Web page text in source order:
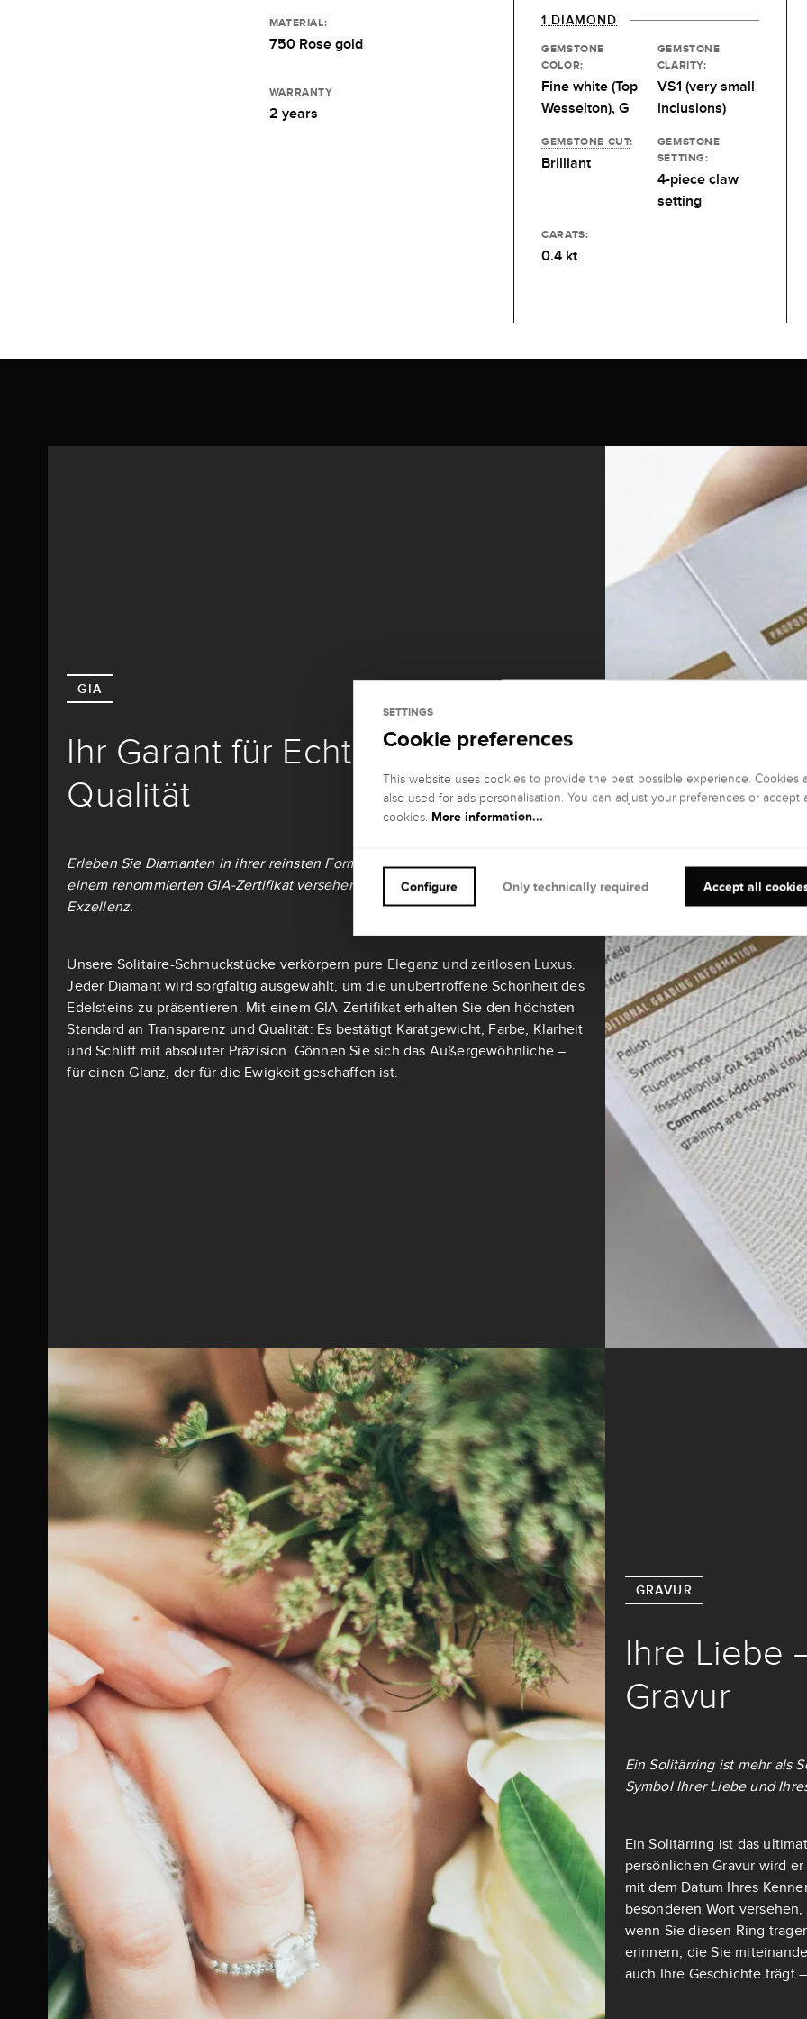
MATERIAL:
750 Rose gold
WARRANTY
2 years
1 DIAMOND
GEMSTONE
COLOR:
Fine white (Top
Wesselton), G
GEMSTONE
CLARITY:
VS1 (very small
inclusions)
GEMSTONE CUT:
Brilliant
GEMSTONE
SETTING:
4-piece claw
setting
CARATS:
0.4 kt
GIA
Ihr Garant für Echtheit und
Qualität
Erleben Sie Diamanten in ihrer reinsten Form: Alle Steine ab 0,3 Karat sind mit
einem renommierten GIA-Zertifikat versehen – dem ultimativen Maßstab für
Exzellenz.
Unsere Solitaire-Schmuckstücke verkörpern pure Eleganz und zeitlosen Luxus.
Jeder Diamant wird sorgfältig ausgewählt, um die unübertroffene Schönheit des
Edelsteins zu präsentieren. Mit einem GIA-Zertifikat erhalten Sie den höchsten
Standard an Transparenz und Qualität: Es bestätigt Karatgewicht, Farbe, Klarheit
und Schliff mit absoluter Präzision. Gönnen Sie sich das Außergewöhnliche –
für einen Glanz, der für die Ewigkeit geschaffen ist.
GRAVUR
Ihre Liebe
Gravur
Ein Solitärring ist mehr als
Symbol Ihrer Liebe und
Ein Solitärring ist das
persönlichen Gravur wird
mit dem Datum Ihres
besonderen Wort
wenn Sie diesen Ring
erinnern, die Sie
auch Ihre Geschichte trägt
SETTINGS
Cookie preferences
This website uses cookies to provide the best possible experience. Cookies
also used for ads personalisation. You can adjust your preferences or accept
cookies. More information...
Accept all
Configure Only technically required